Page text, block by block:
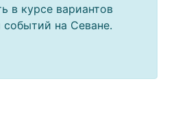
в курсе вариантов
на Севане.